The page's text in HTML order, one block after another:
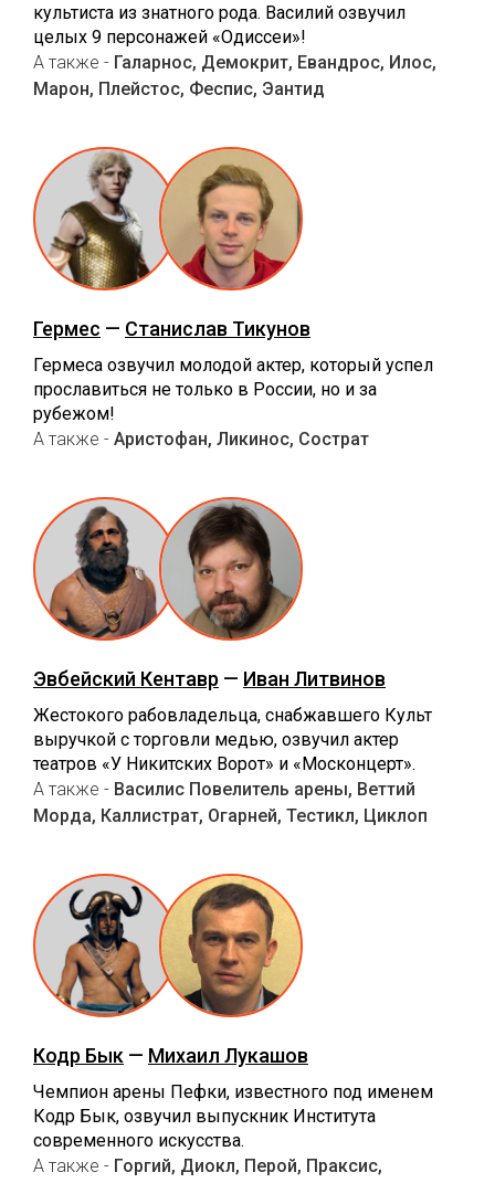
культиста из знатного рода. Василий озвучил
целых 9 персонажей «Одиссеи»!
А также - Галарнос, Демокрит, Евандрос, Илос,
Марон, Плейстос, Феспис, Эантид
Гермес — Станислав Тикунов
Гермеса озвучил молодой актер, который успел
прославиться не только в России, но и за
рубежом!
А также - Аристофан, Ликинос, Сострат
Эвбейский Кентавр — Иван Литвинов
Жестокого рабовладельца, снабжавшего Культ
выручкой с торговли медью, озвучил актер
театров «У Никитских Ворот» и «Москонцерт».
А также - Василис Повелитель арены, Веттий
Морда, Каллистрат, Огарней, Тестикл, Циклоп
Кодр Бык — Михаил Лукашов
Чемпион арены Пефки, известного под именем
Кодр Бык, озвучил выпускник Института
современного искусства.
А также - Горгий, Диокл, Перой, Праксис,